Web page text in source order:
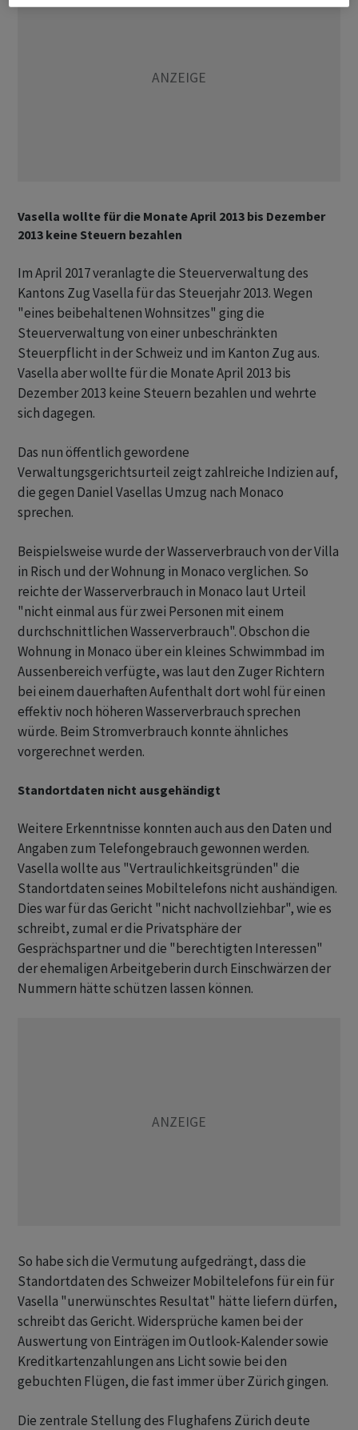
Vasella wollte für die Monate April 2013 bis Dezember
2013 keine Steuern bezahlen
Im April 2017 veranlagte die Steuerverwaltung des
Kantons Zug Vasella für das Steuerjahr 2013. Wegen
"eines beibehaltenen Wohnsitzes" ging die
Steuerverwaltung von einer unbeschränkten
Steuerpflicht in der Schweiz und im Kanton Zug aus.
Vasella aber wollte für die Monate April 2013 bis
Dezember 2013 keine Steuern bezahlen und wehrte
sich dagegen.
Das nun öffentlich gewordene
Verwaltungsgerichtsurteil zeigt zahlreiche Indizien auf,
die gegen Daniel Vasellas Umzug nach Monaco
sprechen.
Beispielsweise wurde der Wasserverbrauch von der Villa
in Risch und der Wohnung in Monaco verglichen. So
reichte der Wasserverbrauch in Monaco laut Urteil
"nicht einmal aus für zwei Personen mit einem
durchschnittlichen Wasserverbrauch". Obschon die
Wohnung in Monaco über ein kleines Schwimmbad im
Aussenbereich verfügte, was laut den Zuger Richtern
bei einem dauerhaften Aufenthalt dort wohl für einen
effektiv noch höheren Wasserverbrauch sprechen
würde. Beim Stromverbrauch konnte ähnliches
vorgerechnet werden.
Standortdaten nicht ausgehändigt
Weitere Erkenntnisse konnten auch aus den Daten und
Angaben zum Telefongebrauch gewonnen werden.
Vasella wollte aus "Vertraulichkeitsgründen" die
Standortdaten seines Mobiltelefons nicht aushändigen.
Dies war für das Gericht "nicht nachvollziehbar", wie es
schreibt, zumal er die Privatsphäre der
Gesprächspartner und die "berechtigten Interessen"
der ehemaligen Arbeitgeberin durch Einschwärzen der
Nummern hätte schützen lassen können.
So habe sich die Vermutung aufgedrängt, dass die
Standortdaten des Schweizer Mobiltelefons für ein für
Vasella "unerwünschtes Resultat" hätte liefern dürfen,
schreibt das Gericht. Widersprüche kamen bei der
Auswertung von Einträgen im Outlook-Kalender sowie
Kreditkartenzahlungen ans Licht sowie bei den
gebuchten Flügen, die fast immer über Zürich gingen.
Die zentrale Stellung des Flughafens Zürich deute